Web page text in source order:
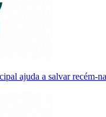
ajuda a salvar recém-